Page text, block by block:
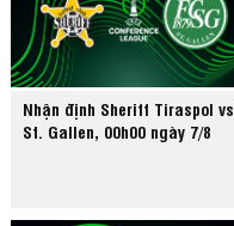
Nhận định Sheriff Tiraspol vs
St. Gallen, 00h00 ngày 7/8